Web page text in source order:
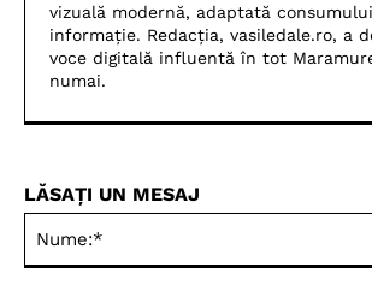
vizuală modernă, adaptată
informație. Redacția, vasiledale.ro, a
voce digitală influentă în tot
numai.
LĂSAȚI UN MESAJ